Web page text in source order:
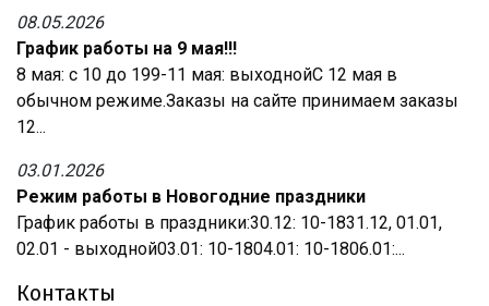
08.05.2026
График работы на 9 мая!!!
8 мая: с 10 до 199-11 мая: выходнойС 12 мая в
обычном режиме.Заказы на сайте принимаем заказы
12...
03.01.2026
Режим работы в Новогодние праздники
График работы в праздники:30.12: 10-1831.12, 01.01,
02.01 - выходной03.01: 10-1804.01: 10-1806.01:...
Контакты